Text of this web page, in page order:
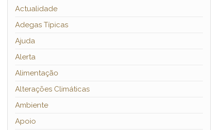
Actualidade
Adegas Típicas
Ajuda
Alerta
Alimentação
Alterações Climáticas
Ambiente
Apoio